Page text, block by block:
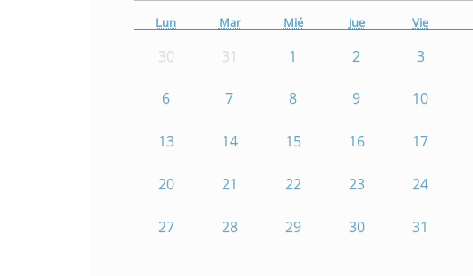
Lun Mar Mié Jue Vie
30 31 1 2 3
6 7 8 9 10
13 14 15 16 17
20 21 22 23 24
27 28 29 30 31